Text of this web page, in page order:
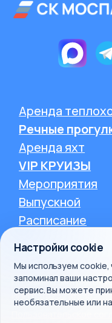
Настройки cookie
Мы используем cookie,
запоминал ваши
сервис. Вы можете
необязательные или